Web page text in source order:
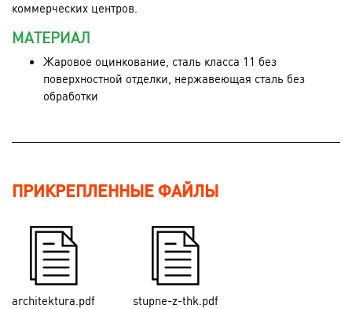
коммерческих центров.
МАТЕРИАЛ
Жаровое оцинкование, сталь класса 11 без
поверхностной отделки, нержавеющая сталь без
обработки
ПРИКРЕПЛЕННЫЕ ФАЙЛЫ
architektura.pdf stupne-z-thk.pdf